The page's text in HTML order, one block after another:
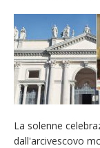
La solenne
dall'arcivescovo